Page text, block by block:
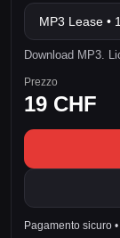
Download MP3.
Prezzo
19 CHF
Pagamento sicuro